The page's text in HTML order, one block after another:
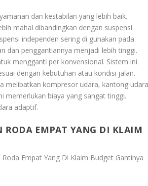
dan kestabilan yang lebih baik.
mahal dibandingkan dengan suspensi
independen sering di gunakan pada
dan penggantiannya menjadi lebih tinggi.
mengganti per konvensional. Sistem ini
dengan kebutuhan atau kondisi jalan.
melibatkan kompresor udara, kantong
memerlukan biaya yang sangat tinggi.
adaptif.
EMPAT YANG DI KLAIM
Empat Yang Di Klaim Budget Gantinya